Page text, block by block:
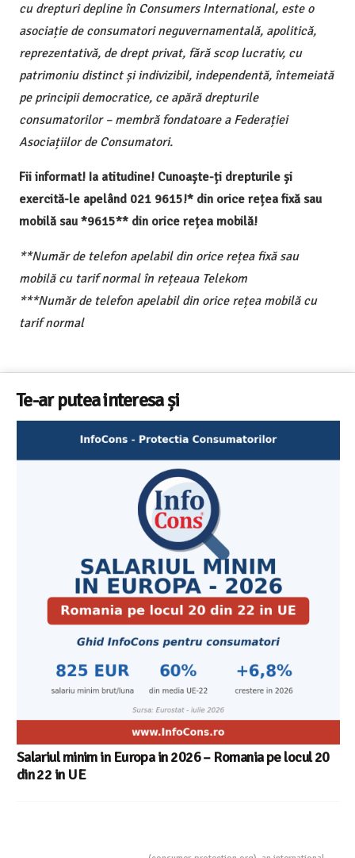
cu drepturi depline în Consumers International, este o
asociație de consumatori neguvernamentală, apolitică,
reprezentativă, de drept privat, fără scop lucrativ, cu
patrimoniu distinct și indivizibil, independentă, întemeiată
pe principii democratice, ce apără drepturile
consumatorilor – membră fondatoare a Federației
Asociațiilor de Consumatori.
Fii informat! Ia atitudine! Cunoaște-ți drepturile și
exercită-le apelând 021 9615!* din orice rețea fixă sau
mobilă sau *9615** din orice rețea mobilă!
**Număr de telefon apelabil din orice rețea fixă sau
mobilă cu tarif normal în rețeaua Telekom
***Număr de telefon apelabil din orice rețea mobilă cu
tarif normal
Te-ar putea interesa și
Salariul minim in Europa in 2026 – Romania pe locul 20
din 22 in UE